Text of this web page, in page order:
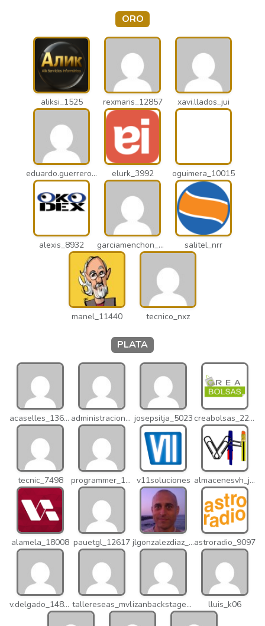
ORO
aliksi_1525 rexmaris_12857 xavi.llados_jui
eduardo.guerrero_pto elurk_3992 oguimera_10015
alexis_8932 garciamenchon_puz salitel_nrr
manel_11440 tecnico_nxz
PLATA
acaselles_13670 administracion_nhd josepsitja_5023 creabolsas_22110
tecnic_7498 programmer_12837 v11soluciones almacenesvh_jo2
alamela_18008 pauetgl_12617 jlgonzalezdiaz_12316astroradio_9097
v.delgado_14821 tallereseas_mvl izanbackstage_14556 lluis_k06